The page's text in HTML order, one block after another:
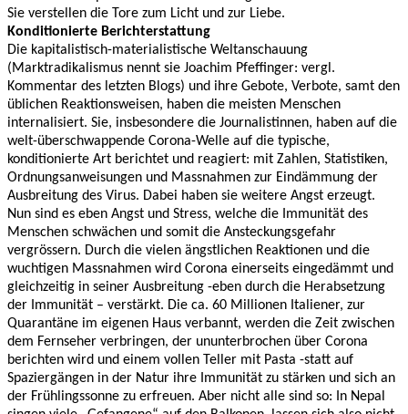
Sie verstellen die Tore zum Licht und zur Liebe.
Konditionierte Berichterstattung
Die kapitalistisch-materialistische Weltanschauung
(Marktradikalismus nennt sie Joachim Pfeffinger: vergl.
Kommentar des letzten Blogs) und ihre Gebote, Verbote, samt den
üblichen Reaktionsweisen, haben die meisten Menschen
internalisiert. Sie, insbesondere die Journalistinnen, haben auf die
welt-überschwappende Corona-Welle auf die typische,
konditionierte Art berichtet und reagiert: mit Zahlen, Statistiken,
Ordnungsanweisungen und Massnahmen zur Eindämmung der
Ausbreitung des Virus. Dabei haben sie weitere Angst erzeugt.
Nun sind es eben Angst und Stress, welche die Immunität des
Menschen schwächen und somit die Ansteckungsgefahr
vergrössern. Durch die vielen ängstlichen Reaktionen und die
wuchtigen Massnahmen wird Corona einerseits eingedämmt und
gleichzeitig in seiner Ausbreitung -eben durch die Herabsetzung
der Immunität – verstärkt. Die ca. 60 Millionen Italiener, zur
Quarantäne im eigenen Haus verbannt, werden die Zeit zwischen
dem Fernseher verbringen, der ununterbrochen über Corona
berichten wird und einem vollen Teller mit Pasta -statt auf
Spaziergängen in der Natur ihre Immunität zu stärken und sich an
der Frühlingssonne zu erfreuen. Aber nicht alle sind so: In Nepal